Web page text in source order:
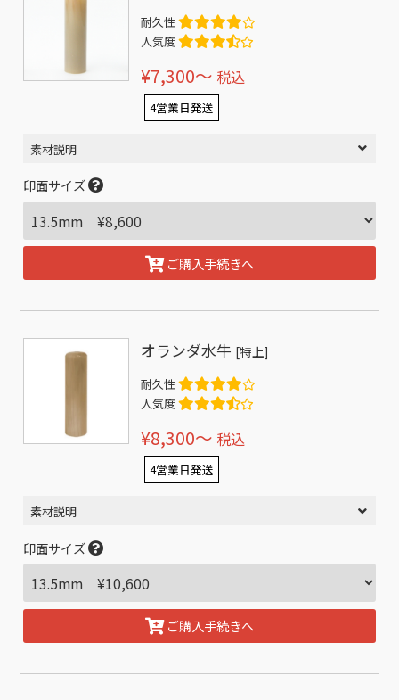
耐久性
人気度
¥7,300〜 税込
4営業日発送
素材説明
印面サイズ
ご購入手続きへ
オランダ水牛 [特上]
耐久性
人気度
¥8,300〜 税込
4営業日発送
素材説明
印面サイズ
ご購入手続きへ